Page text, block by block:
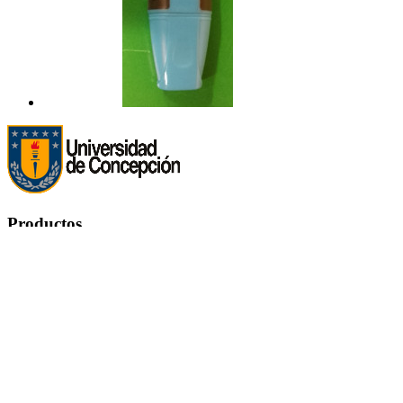
Productos